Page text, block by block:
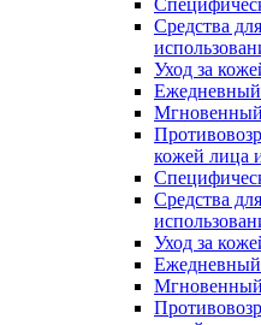
Средства
Уход за
Ежедневный
Мгновенный
кожей лица
Средства
Уход за
Ежедневный
Мгновенный